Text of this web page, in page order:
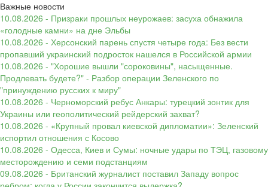
Важные новости
10.08.2026 - Призраки прошлых неурожаев: засуха обнажила
«голодные камни» на дне Эльбы
10.08.2026 - Херсонский парень спустя четыре года: Без вести
пропавший украинский подросток нашелся в Российской армии
10.08.2026 - "Хорошие вышли "сороковины", насыщенные.
Продлевать будете?" - Разбор операции Зеленского по
"принуждению русских к миру"
10.08.2026 - Черноморский ребус Анкары: турецкий зонтик для
Украины или геополитический рейдерский захват?
10.08.2026 - «Крупный провал киевской дипломатии»: Зеленский
испортил отношения с Косово
10.08.2026 - Одесса, Киев и Сумы: ночные удары по ТЭЦ, газовому
месторождению и семи подстанциям
09.08.2026 - Британский журналист поставил Западу вопрос